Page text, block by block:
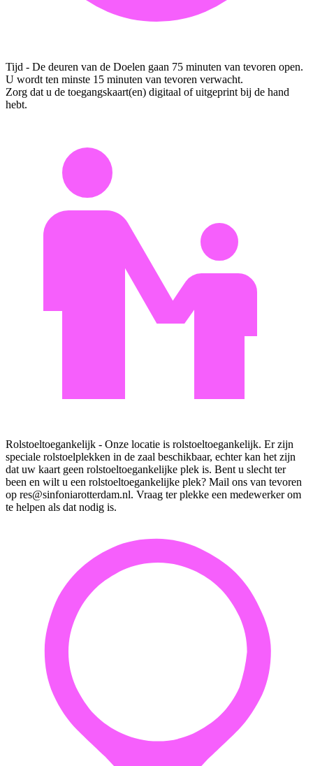
Tijd - De deuren van de Doelen gaan 75 minuten van tevoren open.
U wordt ten minste 15 minuten van tevoren verwacht.
Zorg dat u de toegangskaart(en) digitaal of uitgeprint bij de hand
hebt.
Rolstoeltoegankelijk - Onze locatie is rolstoeltoegankelijk. Er zijn
speciale rolstoelplekken in de zaal beschikbaar, echter kan het zijn
dat uw kaart geen rolstoeltoegankelijke plek is. Bent u slecht ter
been en wilt u een rolstoeltoegankelijke plek? Mail ons van tevoren
op res@sinfoniarotterdam.nl. Vraag ter plekke een medewerker om
te helpen als dat nodig is.